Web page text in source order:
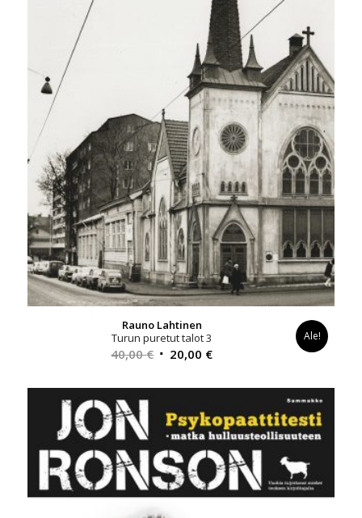
Rauno Lahtinen
Turun puretut talot 3
40,00€ Alkuperäinen
oli:
40,00 €.
20,00 €Nykyinen
on:
20,00 €.
Ale!